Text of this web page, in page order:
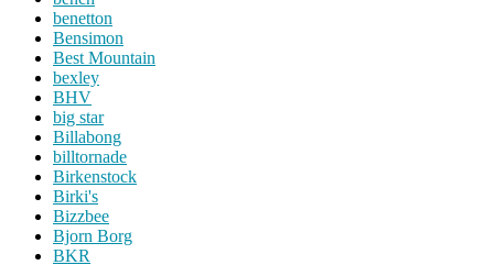
benetton
Bensimon
Best Mountain
bexley
BHV
big star
Billabong
billtornade
Birkenstock
Birki's
Bizzbee
Bjorn Borg
BKR